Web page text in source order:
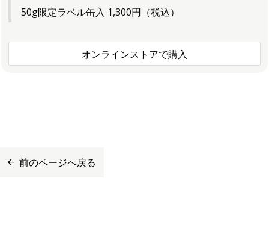
50g限定ラベル缶入 1,300円（税込）
オンラインストアで購入
前のページへ戻る